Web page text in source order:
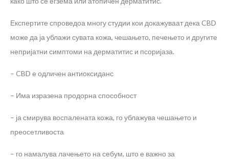
Експертите спроведоа многу студии кои докажуваат дека CBD
може да ја ублажи сувата кожа, чешањето, печењето и другите
непријатни симптоми на дерматитис и псоријаза.
– CBD е одличен антиоксиданс
– Има изразена продорна способност
– ја смирува воспалената кожа, го ублажува чешањето и
преосетливоста
– го намалува лачењето на себум, што е важно за